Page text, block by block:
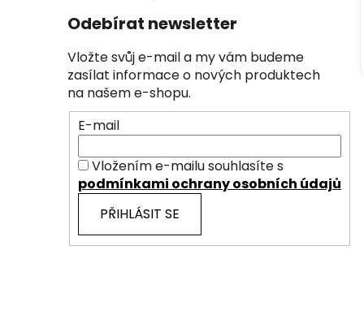
Odebírat newsletter
Vložte svůj e-mail a my vám budeme
zasílat informace o nových produktech
na našem e-shopu.
E-mail
Vložením e-mailu souhlasíte s
podmínkami ochrany osobních údajů
PŘIHLÁSIT SE